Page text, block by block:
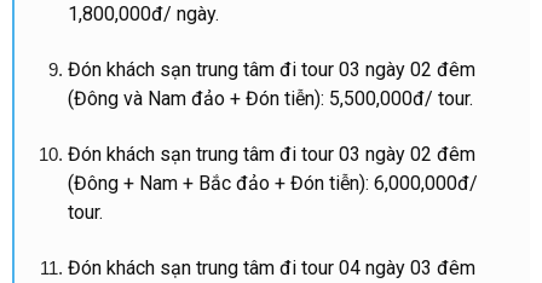
1,800,000đ/ ngày.
Đón khách sạn trung tâm đi tour 03 ngày 02 đêm
(Đông và Nam đảo + Đón tiễn): 5,500,000đ/ tour.
Đón khách sạn trung tâm đi tour 03 ngày 02 đêm
(Đông + Nam + Bắc đảo + Đón tiễn): 6,000,000đ/
tour.
Đón khách sạn trung tâm đi tour 04 ngày 03 đêm